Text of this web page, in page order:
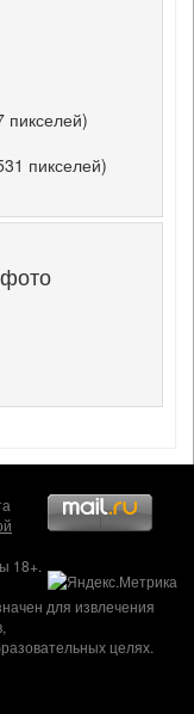
пикселей)
пикселей)
18+.
для извлечения
целях.